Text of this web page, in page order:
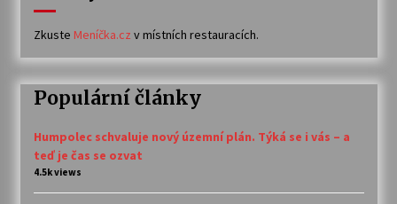
Zkuste Meníčka.cz v místních restauracích.
Populární články
Humpolec schvaluje nový územní plán. Týká se i vás – a
teď je čas se ozvat
4.5k views